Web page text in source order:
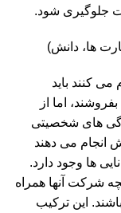
جلوگیری شود.
ها، دانش)
کنند باید
اما از
های شخصیتی
انجام می دهند
ها وجود دارد.
شرکت آنها همراه
این ترکیب